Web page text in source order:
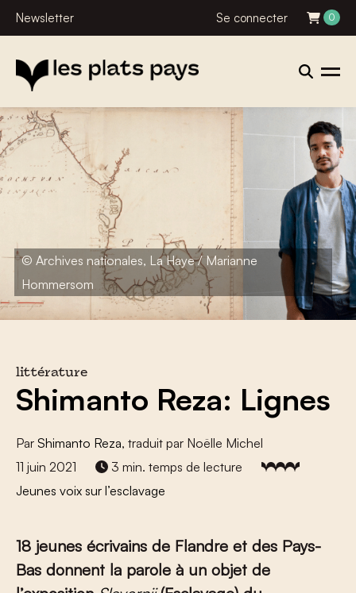
Newsletter Se connecter 0
© Archives nationales, La Haye / Marianne
Hommersom
littérature
Shimanto Reza: Lignes
Par Shimanto Reza, traduit par Noëlle Michel
11 juin 2021
3 min. temps de lecture
Jeunes voix sur l’esclavage
18 jeunes écrivains de Flandre et des Pays-
Bas donnent la parole à un objet de